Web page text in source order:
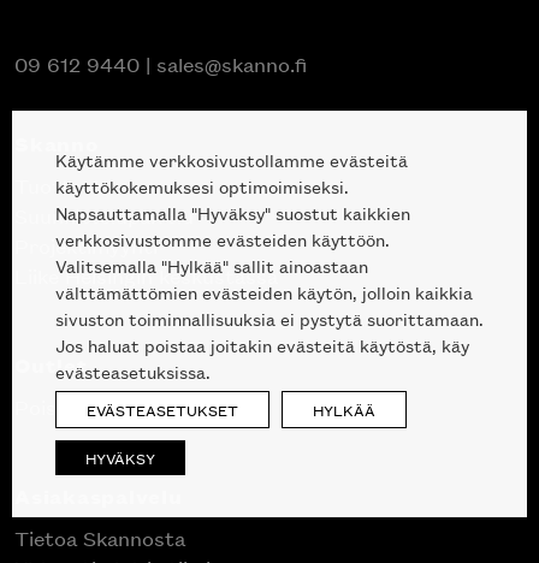
09 612 9440 | sales@skanno.fi
Tuotteet
Suunnittelupalvelu
Projektimyynti
Liike Helsingin keskustassa
Outlet
Poistuvat mallikappaleet
Tietoa Skannosta
Käytämme verkkosivustollamme evästeitä
käyttökokemuksesi optimoimiseksi.
Napsauttamalla "Hyväksy" suostut kaikkien
verkkosivustomme evästeiden käyttöön.
Valitsemalla "Hylkää" sallit ainoastaan
välttämättömien evästeiden käytön, jolloin kaikkia
sivuston toiminnallisuuksia ei pystytä suorittamaan.
Jos haluat poistaa joitakin evästeitä käytöstä, käy
evästeasetuksissa.
EVÄSTEASETUKSET HYLKÄÄ
HYVÄKSY